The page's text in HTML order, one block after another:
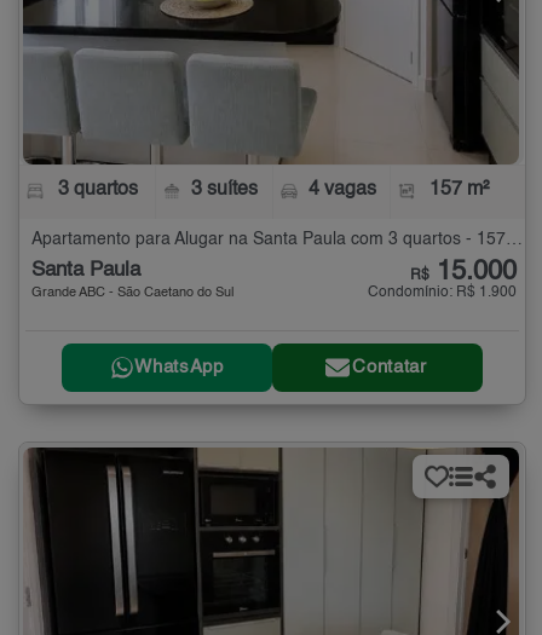
3 quartos 3 suítes 4 vagas 157 m²
Santa Paula
Grande ABC - São Caetano do Sul
R$ 15.000
Condomínio: R$ 1.900
WhatsApp Contatar